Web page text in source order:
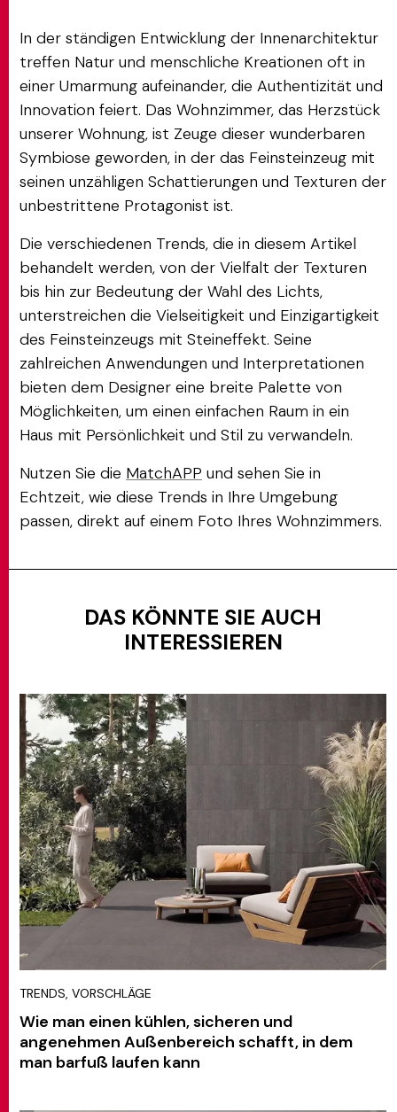
In der ständigen Entwicklung der Innenarchitektur
treffen Natur und menschliche Kreationen oft in
einer Umarmung aufeinander, die Authentizität und
Innovation feiert. Das Wohnzimmer, das Herzstück
unserer Wohnung, ist Zeuge dieser wunderbaren
Symbiose geworden, in der das Feinsteinzeug mit
seinen unzähligen Schattierungen und Texturen der
unbestrittene Protagonist ist.
Die verschiedenen Trends, die in diesem Artikel
behandelt werden, von der Vielfalt der Texturen
bis hin zur Bedeutung der Wahl des Lichts,
unterstreichen die Vielseitigkeit und Einzigartigkeit
des Feinsteinzeugs mit Steineffekt. Seine
zahlreichen Anwendungen und Interpretationen
bieten dem Designer eine breite Palette von
Möglichkeiten, um einen einfachen Raum in ein
Haus mit Persönlichkeit und Stil zu verwandeln.
Nutzen Sie die MatchAPP und sehen Sie in
Echtzeit, wie diese Trends in Ihre Umgebung
passen, direkt auf einem Foto Ihres Wohnzimmers.
DAS KÖNNTE SIE AUCH
INTERESSIEREN
TRENDS, VORSCHLÄGE
Wie man einen kühlen, sicheren und
angenehmen Außenbereich schafft, in dem
man barfuß laufen kann